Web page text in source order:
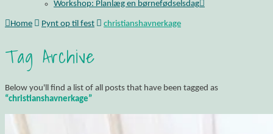
Workshop: Planlæg en børnefødselsdag
Home Pynt op til fest christianshavnerkage
Tag Archive
Below you'll find a list of all posts that have been tagged as
“christianshavnerkage”